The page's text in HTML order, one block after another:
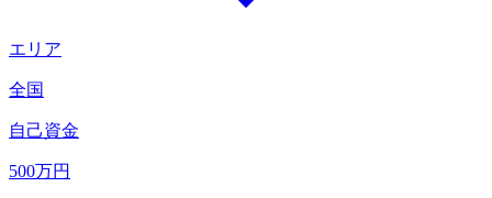
エリア
全国
自己資金
500万円